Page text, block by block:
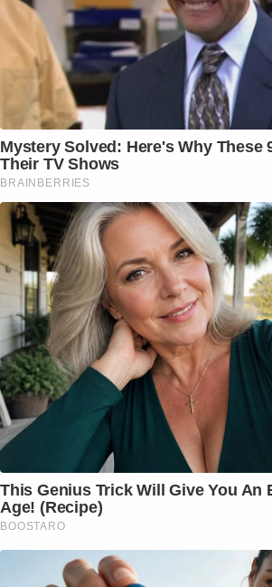
Mystery Solved: Here's Why These
Their TV Shows
BRAINBERRIES
This Genius Trick Will Give You An
Age! (Recipe)
BOOSTARO